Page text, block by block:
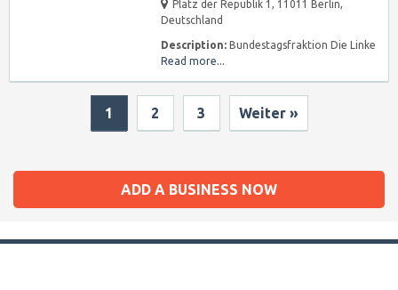
Platz der Republik 1, 11011 Berlin,
Deutschland
Description: Bundestagsfraktion Die Linke
Read more...
1 2 3 Weiter »
ADD A BUSINESS NOW